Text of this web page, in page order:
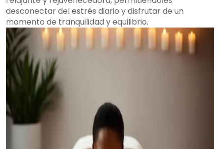
desconectar del estrés diario y disfrutar de un
momento de tranquilidad y equilibrio.